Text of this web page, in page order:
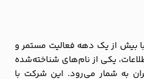
بیش از یک دهه فعالیت مستمر و
یکی از نام‌های شناخته‌شده
به شمار می‌رود. این شرکت با